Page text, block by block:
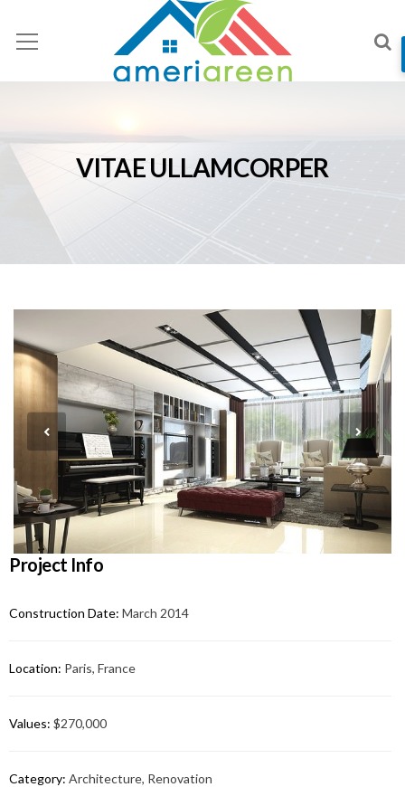
VITAE ULLAMCORPER
Project Info
Construction Date: March 2014
Location: Paris, France
Values: $270,000
Category: Architecture, Renovation